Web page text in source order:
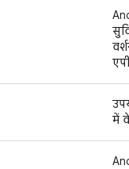
में